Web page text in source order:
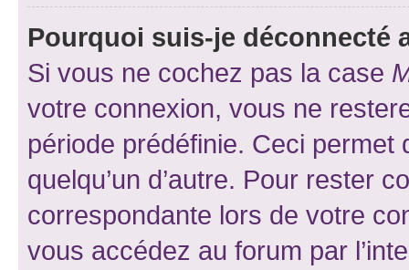
Pourquoi suis-je déconnecté
Si vous ne cochez pas la case
votre connexion, vous ne
période prédéfinie. Ceci permet
quelqu’un d’autre. Pour rester
correspondante lors de votre
vous accédez au forum par